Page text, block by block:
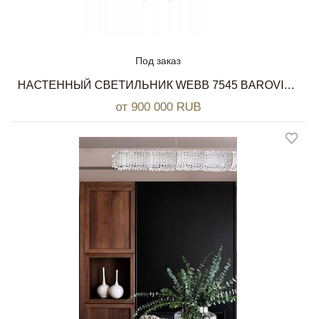
Под заказ
НАСТЕННЫЙ СВЕТИЛЬНИК WEBB 7545 BAROVIER&TOSO
от 900 000 RUB